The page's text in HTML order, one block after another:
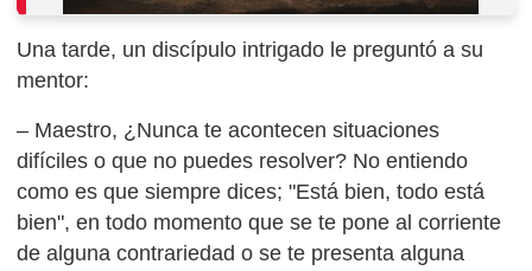
Una tarde, un discípulo intrigado le preguntó a su
mentor:
– Maestro, ¿Nunca te acontecen situaciones
difíciles o que no puedes resolver? No entiendo
como es que siempre dices; "Está bien, todo está
bien", en todo momento que se te pone al corriente
de alguna contrariedad o se te presenta alguna